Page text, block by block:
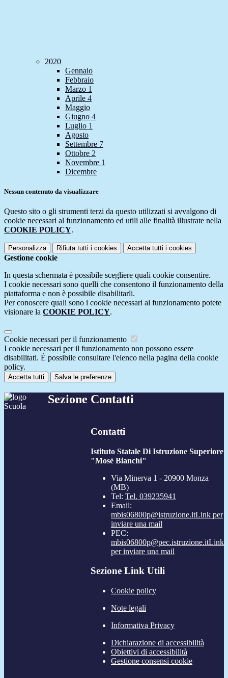
2020
Gennaio
Febbraio
Marzo 1
Aprile 4
Maggio
Giugno 4
Luglio 1
Agosto
Settembre 7
Ottobre 2
Novembre 1
Dicembre
Nessun contenuto da visualizzare
Questo sito o gli strumenti terzi da questo utilizzati si avvalgono di
cookie necessari al funzionamento ed utili alle finalità illustrate nella
COOKIE POLICY.
Personalizza Rifiuta tutti i cookies Accetta tutti i cookies
Gestione cookie
In questa schermata è possibile scegliere quali cookie consentire.
I cookie necessari sono quelli che consentono il funzionamento della
piattaforma e non è possibile disabilitarli.
Per conoscere quali sono i cookie necessari al funzionamento potete
visionare la COOKIE POLICY.
Cookie necessari per il funzionamento
I cookie necessari per il funzionamento non possono essere
disabilitati. È possibile consultare l'elenco nella pagina della cookie
policy.
Accetta tutti Salva le preferenze
Sezione Contatti
Contatti
Istituto Statale Di Istruzione Superiore
"Mosè Bianchi"
Via Minerva 1 - 20900 Monza
(MB)
Tel: Tel. 039235941
Email:
mbis06800p@istruzione.itLink per
inviare una mail
PEC:
mbis06800p@pec.istruzione.itLink
per inviare una mail
Sezione Link Utili
Cookie policy
Note legali
Informativa Privacy
Dichiarazione di accessibilità
Obiettivi di accessibilità
Gestione consensi cookie